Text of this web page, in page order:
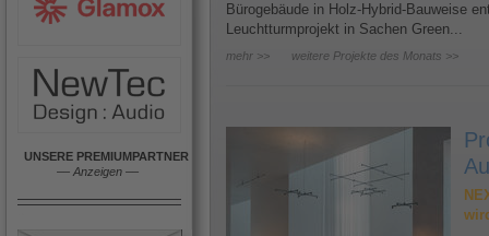
UNSERE PREMIUMPARTNER
–– Anzeigen ––
Bürogebäude in Holz-Hybrid-Bauweise
Leuchtturmprojekt in Sachen Green...
mehr >> weitere Projekte des Monats >>